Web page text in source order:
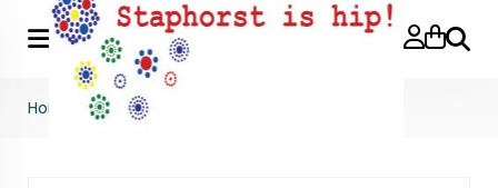
Home >Drukverf geel 250 gram